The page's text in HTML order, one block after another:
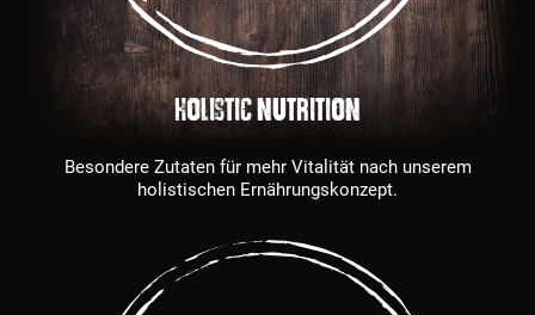
HOLISTIC NUTRITION
Besondere Zutaten für mehr Vitalität nach unserem
holistischen Ernährungskonzept.